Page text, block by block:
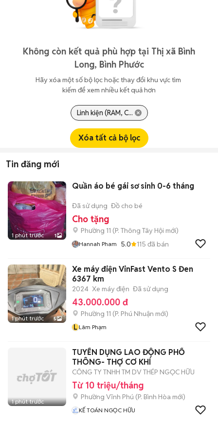
Không còn kết quả phù hợp tại Thị xã Bình
Long, Bình Phước
Hãy xóa một số bộ lọc hoặc thay đổi khu vực tìm
kiếm để xem nhiều kết quả hơn
Linh kiện (RAM, C...
Xóa tất cả bộ lọc
Tin đăng mới
1 phút trước 1
Quần áo bé gái sơ sinh 0-6 tháng
Đã sử dụng Đồ cho bé
Cho tặng
Phường 11 (P. Thông Tây Hội mới)
Hannah Pham 5.0 115 đã bán
1 phút trước 5
Xe máy điện VinFast Vento S Đen
6367 km
2024 Xe máy điện Đã sử dụng
43.000.000 đ
Phường 11 (P. Phú Nhuận mới)
L Lâm Phạm
1 phút trước
TUYỂN DỤNG LAO ĐỘNG PHỔ
THÔNG- THỢ CƠ KHÍ
CÔNG TY TNHH TM DV THÉP NGỌC HỮU
Từ 10 triệu/tháng
Phường Vĩnh Phú (P. Bình Hòa mới)
KẾ TOÁN NGỌC HỮU